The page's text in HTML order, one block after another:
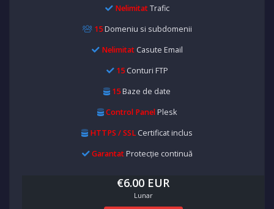
NelimitatTrafic
15Domeniu si subdomenii
NelimitatCasute Email
15Conturi FTP
15Baze de date
Control PanelPlesk
HTTPS / SSL Certificat inclus
GarantatProtecție continuă
€6.00 EUR
Lunar